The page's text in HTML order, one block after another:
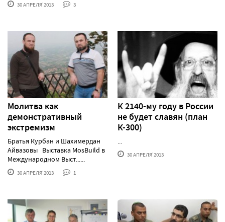
30 АПРЕЛЯ'2013 3
Молитва как
демонстративный
экстремизм
Братья Курбан и Шахимердан
Айвазовы Выставка MosBuild в
Международном Выст......
30 АПРЕЛЯ'2013 1
К 2140-му году в России
не будет славян (план
К-300)
...
30 АПРЕЛЯ'2013